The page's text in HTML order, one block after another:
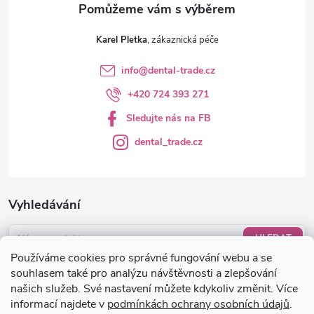
Používáme cookies pro správné fungování webu a se
souhlasem také pro analýzu návštěvnosti a zlepšování
našich služeb. Své nastavení můžete kdykoliv změnit. Více
informací najdete v podmínkách ochrany osobních údajů.
Vyhledávání
HLEDAT
Nákupní košík
0KS /0 KČ
Karel Pletka
info@dental-trade.cz
+420 724 393 271
Sledujte nás na FB
dental_trade.cz